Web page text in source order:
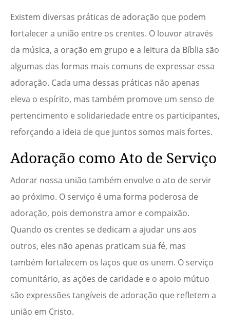
Existem diversas práticas de adoração que podem
fortalecer a união entre os crentes. O louvor através
da música, a oração em grupo e a leitura da Bíblia são
algumas das formas mais comuns de expressar essa
adoração. Cada uma dessas práticas não apenas
eleva o espírito, mas também promove um senso de
pertencimento e solidariedade entre os participantes,
reforçando a ideia de que juntos somos mais fortes.
Adoração como Ato de Serviço
Adorar nossa união também envolve o ato de servir
ao próximo. O serviço é uma forma poderosa de
adoração, pois demonstra amor e compaixão.
Quando os crentes se dedicam a ajudar uns aos
outros, eles não apenas praticam sua fé, mas
também fortalecem os laços que os unem. O serviço
comunitário, as ações de caridade e o apoio mútuo
são expressões tangíveis de adoração que refletem a
união em Cristo.